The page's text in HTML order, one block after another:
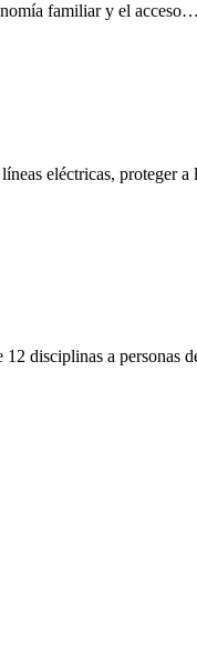
familiar y el acceso…
eléctricas, proteger
12 disciplinas a personas